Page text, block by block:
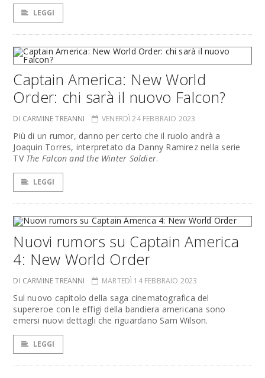
LEGGI
Captain America: New World
Order: chi sarà il nuovo Falcon?
DI CARMINE TREANNI VENERDÌ 24 FEBBRAIO 2023
Più di un rumor, danno per certo che il ruolo andrà a
Joaquin Torres, interpretato da Danny Ramirez nella serie
TV The Falcon and the Winter Soldier.
LEGGI
Nuovi rumors su Captain America
4: New World Order
DI CARMINE TREANNI MARTEDÌ 14 FEBBRAIO 2023
Sul nuovo capitolo della saga cinematografica del
supereroe con le effigi della bandiera americana sono
emersi nuovi dettagli che riguardano Sam Wilson.
LEGGI